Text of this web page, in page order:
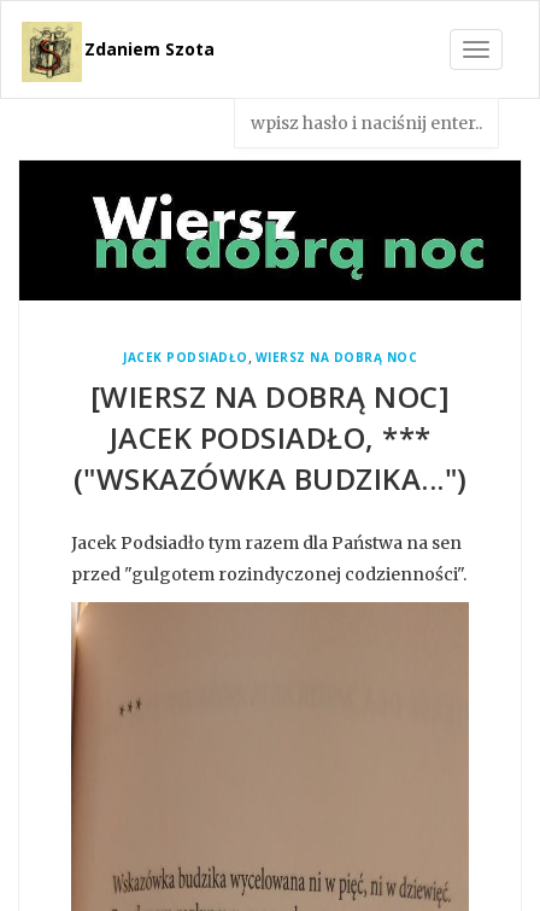
Toggle
Zdaniem Szota
JACEK PODSIADŁO, WIERSZ NA DOBRĄ NOC
[WIERSZ NA DOBRĄ NOC]
JACEK PODSIADŁO, ***
("WSKAZÓWKA BUDZIKA...")
Jacek Podsiadło tym razem dla Państwa na sen
przed "gulgotem rozindyczonej codzienności".